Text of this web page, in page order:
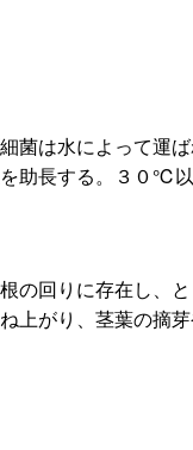
菌は水によって運
助長する。３０℃
の回りに存在し、
上がり、茎葉の摘